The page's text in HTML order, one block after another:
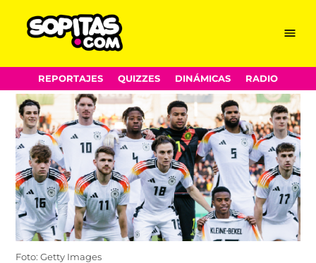
Skip
to
content
Menu
REPORTAJES QUIZZES DINÁMICAS RADIO
Foto: Getty Images